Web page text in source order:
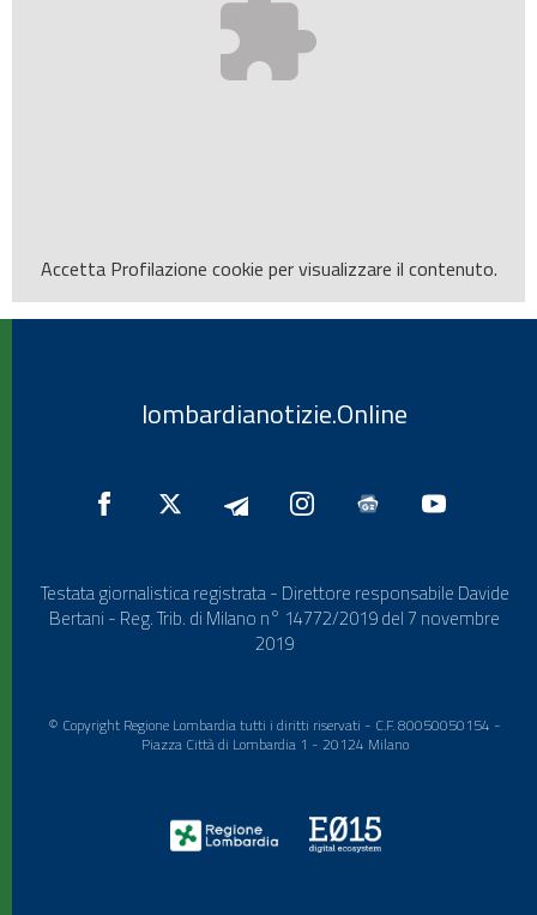
Accetta Profilazione cookie per visualizzare il contenuto.
lombardianotizie.Online
Testata giornalistica registrata - Direttore responsabile Davide
Bertani - Reg. Trib. di Milano n° 14772/2019 del 7 novembre
2019
© Copyright Regione Lombardia tutti i diritti riservati - C.F. 80050050154 -
Piazza Città di Lombardia 1 - 20124 Milano